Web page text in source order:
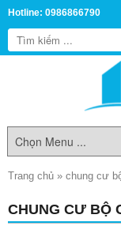
Hotline: 0986866790
Trang chủ » chung cư
CHUNG CƯ BỘ